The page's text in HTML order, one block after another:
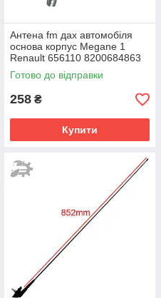
Антена fm дах автомобіля
основа корпус Megane 1
Renault 656110 8200684863
Готово до відправки
258 ₴
Купити